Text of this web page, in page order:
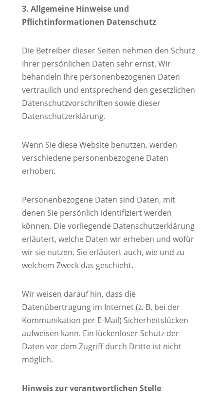
3. Allgemeine Hinweise und
Pflichtinformationen Datenschutz
Die Betreiber dieser Seiten nehmen den Schutz
Ihrer persönlichen Daten sehr ernst. Wir
behandeln Ihre personenbezogenen Daten
vertraulich und entsprechend den gesetzlichen
Datenschutzvorschriften sowie dieser
Datenschutzerklärung.
Wenn Sie diese Website benutzen, werden
verschiedene personenbezogene Daten
erhoben.
Personenbezogene Daten sind Daten, mit
denen Sie persönlich identifiziert werden
können. Die vorliegende Datenschutzerklärung
erläutert, welche Daten wir erheben und wofür
wir sie nutzen. Sie erläutert auch, wie und zu
welchem Zweck das geschieht.
Wir weisen darauf hin, dass die
Datenübertragung im Internet (z. B. bei der
Kommunikation per E-Mail) Sicherheitslücken
aufweisen kann. Ein lückenloser Schutz der
Daten vor dem Zugriff durch Dritte ist nicht
möglich.
Hinweis zur verantwortlichen Stelle